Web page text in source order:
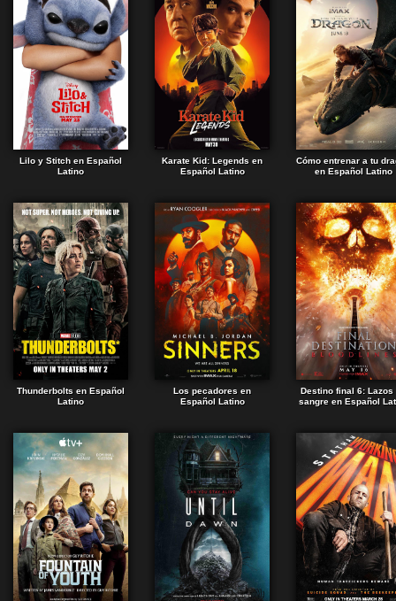
Lilo y Stitch en Español
Latino
Karate Kid: Legends en
Español Latino
Cómo entrenar a tu
en Español Latino
Thunderbolts en Español
Latino
Los pecadores en
Español Latino
Destino final 6: Lazos
sangre en Español